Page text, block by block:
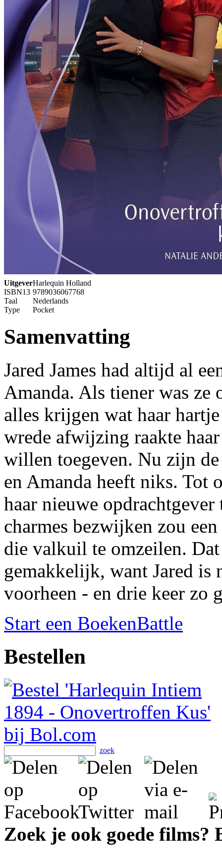
UitgeverHarlequin Holland
ISBN13 9789036067768
Taal
Nederlands
Type
Pocket
Samenvatting
Jared James had altijd al
Amanda. Als tiener was ze
alles krijgen wat haar
wrede afwijzing raakte
willen toegeven. Nu zijn
en Amanda heeft niks.
haar nieuwe
charmes bezwijken zou
die valkuil te omzeilen.
gemakkelijk, want Jared is
voorheen - en drie keer zo
Start een BoekenBattle
Bestellen
zoek
Zoek je ook goede films?